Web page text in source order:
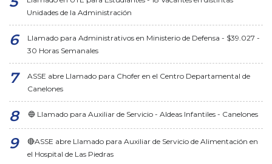
Unidades de la Administración
Llamado para Administrativos en Ministerio de Defensa - $39.027 -
30 Horas Semanales
ASSE abre Llamado para Chofer en el Centro Departamental de
Canelones
🔵 Llamado para Auxiliar de Servicio - Aldeas Infantiles - Canelones
🔴ASSE abre Llamado para Auxiliar de Servicio de Alimentación en
el Hospital de Las Piedras